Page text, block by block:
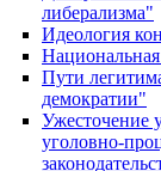
либерализма"
Идеология
Пути
демократии"
Ужесточение
уголовно-